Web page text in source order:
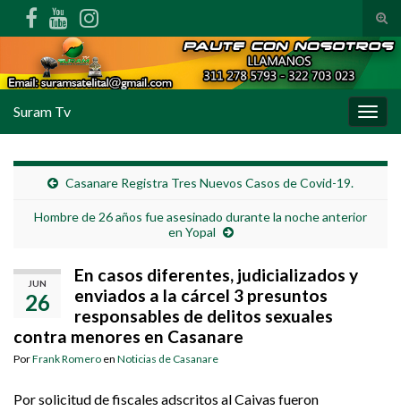
Suram Tv
Casanare Registra Tres Nuevos Casos de Covid-19.
Hombre de 26 años fue asesinado durante la noche anterior
en Yopal
JUN
26
En casos diferentes, judicializados y
enviados a la cárcel 3 presuntos
responsables de delitos sexuales
contra menores en Casanare
PorFrank Romero en Noticias de Casanare
Por solicitud de fiscales adscritos al Caivas fueron